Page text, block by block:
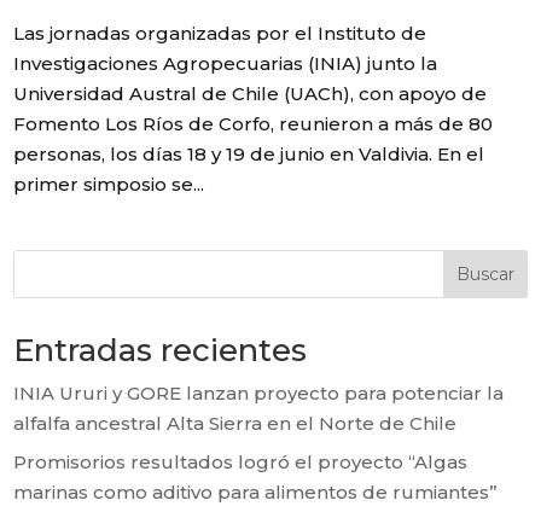
Las jornadas organizadas por el Instituto de
Investigaciones Agropecuarias (INIA) junto la
Universidad Austral de Chile (UACh), con apoyo de
Fomento Los Ríos de Corfo, reunieron a más de 80
personas, los días 18 y 19 de junio en Valdivia. En el
primer simposio se...
Buscar
Entradas recientes
INIA Ururi y GORE lanzan proyecto para potenciar la
alfalfa ancestral Alta Sierra en el Norte de Chile
Promisorios resultados logró el proyecto “Algas
marinas como aditivo para alimentos de rumiantes”